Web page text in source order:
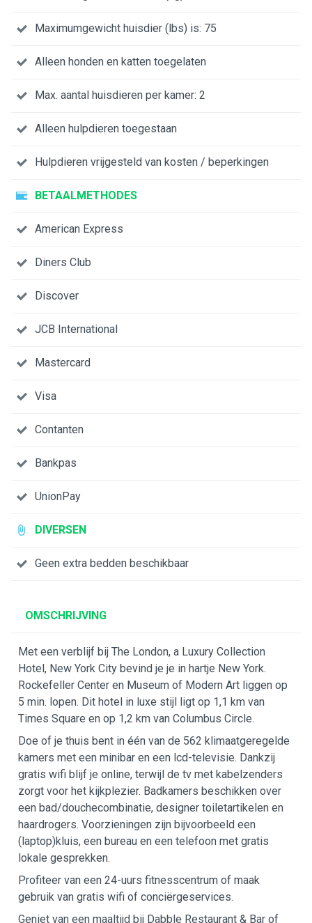
Maximumgewicht huisdier (lbs) is: 75
Alleen honden en katten toegelaten
Max. aantal huisdieren per kamer: 2
Alleen hulpdieren toegestaan
Hulpdieren vrijgesteld van kosten / beperkingen
BETAALMETHODES
American Express
Diners Club
Discover
JCB International
Mastercard
Visa
Contanten
Bankpas
UnionPay
DIVERSEN
Geen extra bedden beschikbaar
OMSCHRIJVING
Met een verblijf bij The London, a Luxury Collection
Hotel, New York City bevind je je in hartje New York.
Rockefeller Center en Museum of Modern Art liggen op
5 min. lopen. Dit hotel in luxe stijl ligt op 1,1 km van
Times Square en op 1,2 km van Columbus Circle.
Doe of je thuis bent in één van de 562 klimaatgeregelde
kamers met een minibar en een lcd-televisie. Dankzij
gratis wifi blijf je online, terwijl de tv met kabelzenders
zorgt voor het kijkplezier. Badkamers beschikken over
een bad/douchecombinatie, designer toiletartikelen en
haardrogers. Voorzieningen zijn bijvoorbeeld een
(laptop)kluis, een bureau en een telefoon met gratis
lokale gesprekken.
Profiteer van een 24-uurs fitnesscentrum of maak
gebruik van gratis wifi of conciërgeservices.
Geniet van een maaltijd bij Dabble Restaurant & Bar of